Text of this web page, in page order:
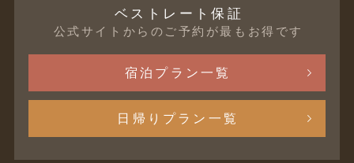
ベストレート保証
公式サイトからのご予約が最もお得です
宿泊プラン一覧
日帰りプラン一覧